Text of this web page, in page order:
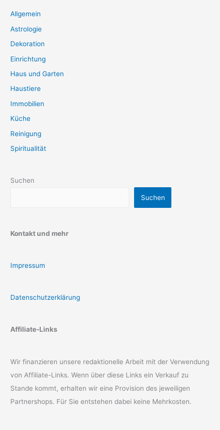
Allgemein
Astrologie
Dekoration
Einrichtung
Haus und Garten
Haustiere
Immobilien
Küche
Reinigung
Spiritualität
Suchen
Suchen
Kontakt und mehr
Impressum
Datenschutzerklärung
Affiliate-Links
Wir finanzieren unsere redaktionelle Arbeit mit der Verwendung
von Affiliate-Links. Wenn über diese Links ein Verkauf zu
Stande kommt, erhalten wir eine Provision des jeweiligen
Partnershops. Für Sie entstehen dabei keine Mehrkosten.